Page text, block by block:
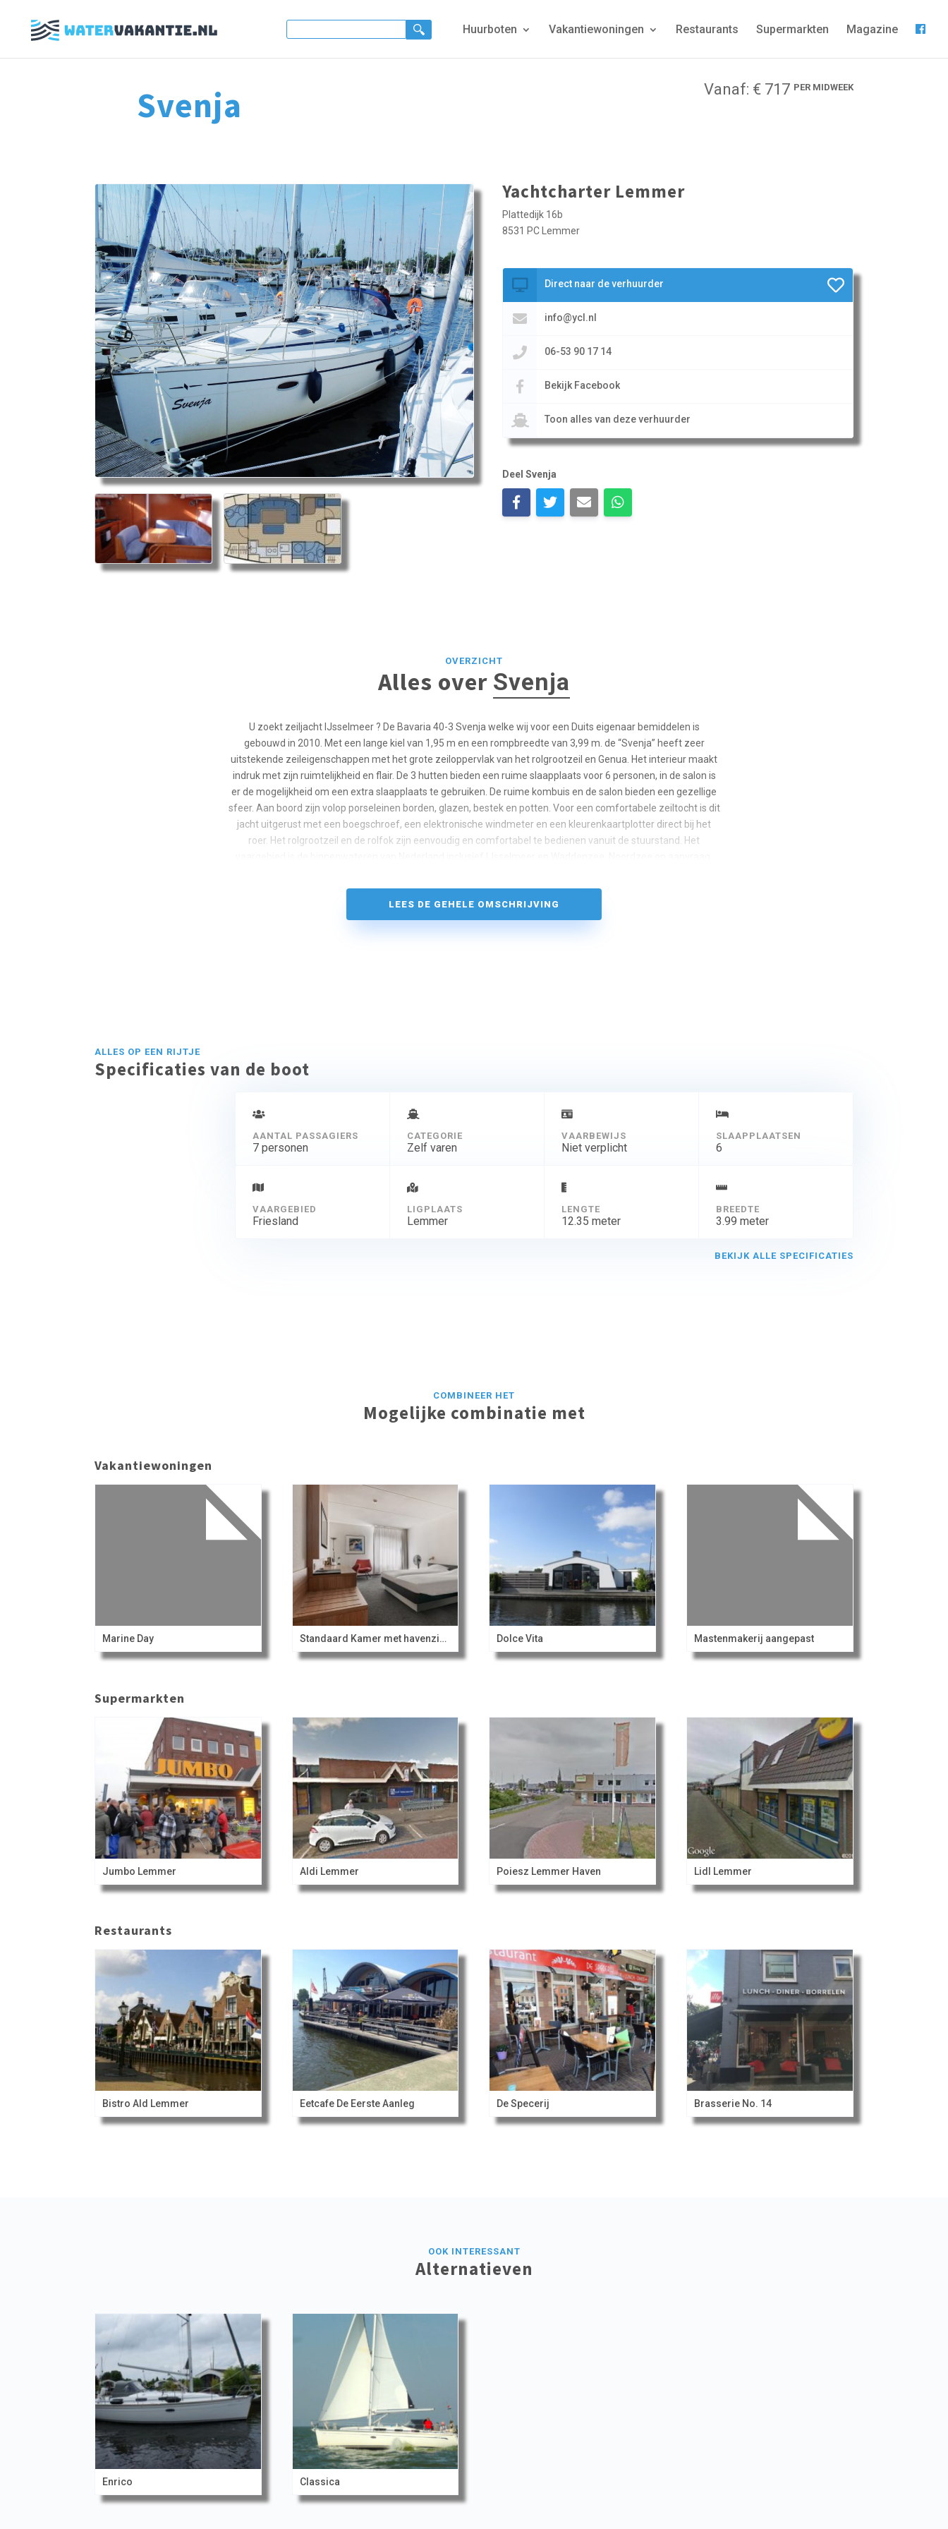
Huurboten Vakantiewoningen Restaurants Supermarkten Magazine
Svenja Vanaf: € 717 PER MIDWEEK
Yachtcharter Lemmer
Plattedijk 16b
8531 PC Lemmer
Direct naar de verhuurder
info@ycl.nl
06-53 90 17 14
Bekijk Facebook
Toon alles van deze verhuurder
Deel Svenja
OVERZICHT
Alles over Svenja
U zoekt zeiljacht IJsselmeer ? De Bavaria 40-3 Svenja welke wij voor een Duits eigenaar bemiddelen is
gebouwd in 2010. Met een lange kiel van 1,95 m en een rompbreedte van 3,99 m. de “Svenja” heeft zeer
uitstekende zeileigenschappen met het grote zeiloppervlak van het rolgrootzeil en Genua. Het interieur maakt
indruk met zijn ruimtelijkheid en flair. De 3 hutten bieden een ruime slaapplaats voor 6 personen, in de salon is
er de mogelijkheid om een ​​extra slaapplaats te gebruiken. De ruime kombuis en de salon bieden een gezellige
sfeer. Aan boord zijn volop porseleinen borden, glazen, bestek en potten. Voor een comfortabele zeiltocht is dit
jacht uitgerust met een boegschroef, een elektronische windmeter en een kleurenkaartplotter direct bij het
roer. Het rolgrootzeil en de rolfok zijn eenvoudig en comfortabel te bedienen vanuit de stuurstand. Het
LEES DE GEHELE OMSCHRIJVING
ALLES OP EEN RIJTJE
Specificaties van de boot
AANTAL PASSAGIERS
7 personen
CATEGORIE
Zelf varen
VAARBEWIJS
Niet verplicht
SLAAPPLAATSEN
6
VAARGEBIED
Friesland
LIGPLAATS
Lemmer
LENGTE
12.35 meter
BREEDTE
3.99 meter
BEKIJK ALLE SPECIFICATIES
COMBINEER HET
Mogelijke combinatie met
Vakantiewoningen
Marine Day Standaard Kamer met havenzicht Dolce Vita Mastenmakerij aangepast
Supermarkten
Jumbo Lemmer Aldi Lemmer Poiesz Lemmer Haven Lidl Lemmer
Restaurants
Bistro Ald Lemmer Eetcafe De Eerste Aanleg De Specerij Brasserie No. 14
OOK INTERESSANT
Alternatieven
Enrico Classica